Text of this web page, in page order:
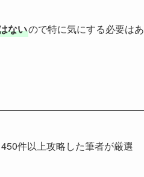
ないので特に気にする必要はあ
件以上攻略した筆者が厳選